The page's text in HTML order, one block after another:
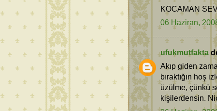
KOCAMAN
06 Haziran,
ufukmutfakta
Akıp giden
bıraktığın hoş
üzülme, çünkü
kişilerdensin.